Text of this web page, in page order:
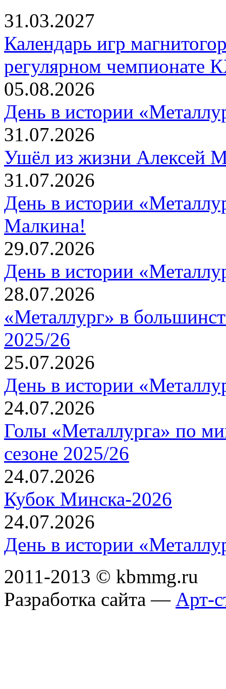
Факт авторизации
Пользователя на Сайте
Пользователя на
странице входа)
принятием условий
В случае несогласия
Соглашения, Организация
прав использования
регистрации на Сайте.
Пользователь,
Подтверждает, что
настоящего
Обязуется соблюдать
дополнения и
Соглашение.
Несет личную
информации и
Сайте, за сохранность
необходимых для его
несанкционированное
контента —
текстового или
(далее — Контент) в
использования
Корректно выполнить
изменения контактных
информации,
31.03.2027
Календарь игр
регулярном чемпионате
05.08.2026
День в истории
31.07.2026
Ушёл из жизни Алексей
31.07.2026
День в истории
Малкина!
29.07.2026
День в истории
28.07.2026
«Металлург» в
2025/26
25.07.2026
День в истории
24.07.2026
Голы «Металлурга» по
сезоне 2025/26
24.07.2026
Кубок Минска-2026
24.07.2026
День в истории
2011-2013 © kbmmg.ru
Разработка сайта — Арт-